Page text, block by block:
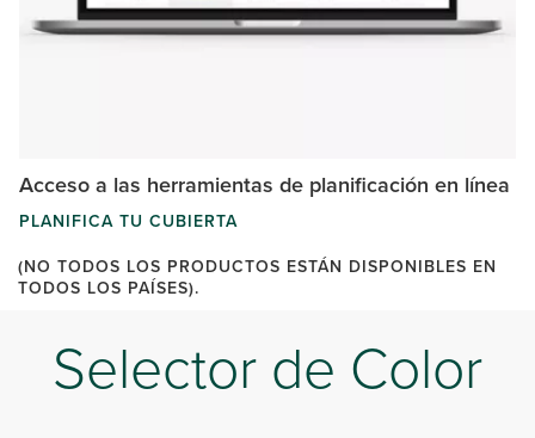
Acceso a las herramientas de planificación en línea
PLANIFICA TU CUBIERTA
(NO TODOS LOS PRODUCTOS ESTÁN DISPONIBLES EN
TODOS LOS PAÍSES).
Selector de Color